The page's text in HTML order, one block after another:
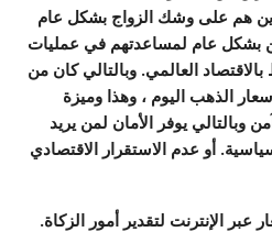
هم على وشك الزواج بشكل عام
بشكل عام لمساعدتهم في عمليات
العالمي. وبالتالي كان من
الذهب اليوم ، وهذا وميزة
وبالتالي يوفر الأمان لمن يريد
أو عدم الاستقرار الاقتصادي
عبر الإنترنت لتقدير أمور الزكاة.